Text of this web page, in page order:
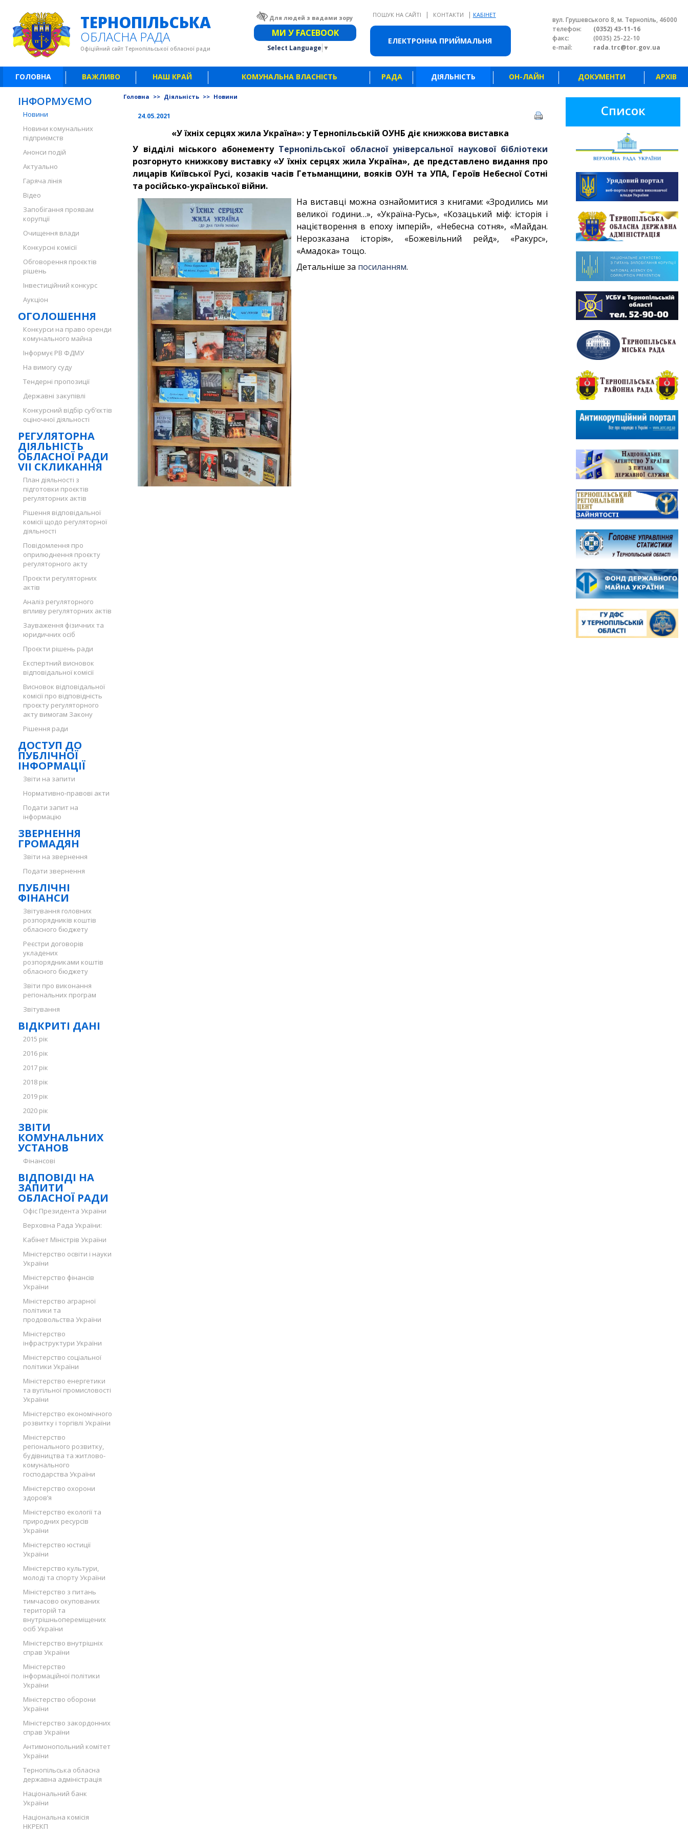
ЕЛЕКТРОННА ПРИЙМАЛЬНЯ
ТЕРНОПІЛЬСЬКА
ОБЛАСНА РАДА
Офіційний сайт Тернопільської обласної ради
Для людей з вадами зору Звичайна версія сайту
МИ У FACEBOOK
Select Language ▼
ПОШУК НА САЙТІ | КОНТАКТИ | КАБІНЕТ
вул. Грушевського 8, м. Тернопіль, 46000
телефон:
(0352) 43-11-16
факс:
(0035) 25-22-10
e-mail:
rada.trc@tor.gov.ua
ГОЛОВНА ВАЖЛИВО НАШ КРАЙ КОМУНАЛЬНА ВЛАСНІСТЬ РАДА ДІЯЛЬНІСТЬ ОН-ЛАЙН ДОКУМЕНТИ АРХІВ
ІНФОРМУЄМО
Новини
Новини комунальних
підприємств
Анонси подій
Актуально
Гаряча лінія
Відео
Запобігання проявам
корупції
Очищення влади
Конкурсні комісії
Обговорення проєктів
рішень
Інвестиційний конкурс
Аукціон
ОГОЛОШЕННЯ
Конкурси на право оренди
комунального майна
Інформує РВ ФДМУ
На вимогу суду
Тендерні пропозиції
Державні закупівлі
Конкурсний відбір суб’єктів
оціночної діяльності
РЕГУЛЯТОРНА
ДІЯЛЬНІСТЬ
ОБЛАСНОЇ РАДИ
VII СКЛИКАННЯ
План діяльності з
підготовки проєктів
регуляторних актів
Рішення відповідальної
комісії щодо регуляторної
діяльності
Повідомлення про
оприлюднення проєкту
регуляторного акту
Проєкти регуляторних
актів
Аналіз регуляторного
впливу регуляторних актів
Зауваження фізичних та
юридичних осіб
Проєкти рішень ради
Експертний висновок
відповідальної комісії
Висновок відповідальної
комісії про відповідність
проєкту регуляторного
акту вимогам Закону
Рішення ради
ДОСТУП ДО
ПУБЛІЧНОЇ
ІНФОРМАЦІЇ
Звіти на запити
Нормативно-правові акти
Подати запит на
інформацію
ЗВЕРНЕННЯ
ГРОМАДЯН
Звіти на звернення
Подати звернення
ПУБЛІЧНІ
ФІНАНСИ
Звітування головних
розпорядників коштів
обласного бюджету
Реєстри договорів
укладених
розпорядниками коштів
обласного бюджету
Звіти про виконання
регіональних програм
Звітування
ВІДКРИТІ ДАНІ
2015 рік
2016 рік
2017 рік
2018 рік
2019 рік
2020 рік
ЗВІТИ
КОМУНАЛЬНИХ
УСТАНОВ
Фінансові
ВІДПОВІДІ НА
ЗАПИТИ
ОБЛАСНОЇ РАДИ
Офіс Президента України
Верховна Рада України:
Кабінет Міністрів України
Міністерство освіти і науки
України
Міністерство фінансів
України
Міністерство аграрної
політики та
продовольства України
Міністерство
інфраструктури України
Міністерство соціальної
політики України
Міністерство енергетики
та вугільної промисловості
України
Міністерство економічного
розвитку і торгівлі України
Міністерство
регіонального розвитку,
будівництва та житлово-
комунального
господарства України
Міністерство охорони
здоров’я
Міністерство екології та
природних ресурсів
України
Міністерство юстиції
України
Міністерство культури,
молоді та спорту України
Міністерство з питань
тимчасово окупованих
територій та
внутрішньопереміщених
осіб України
Міністерство внутрішніх
справ України
Міністерство
інформаційної політики
України
Міністерство оборони
України
Міністерство закордонних
справ України
Антимонопольний комітет
України
Тернопільська обласна
державна адміністрація
Національний банк
України
Національна комісія
НКРЕКП
Головна >> Діяльність >> Новини
24.05.2021
«У їхніх серцях жила Україна»: у Тернопільській ОУНБ діє книжкова виставка
У відділі міського абонементу Тернопільської обласної універсальної наукової бібліотеки
розгорнуто книжкову виставку «У їхніх серцях жила Україна», де представлено видання про
лицарів Київської Русі, козаків часів Гетьманщини, вояків ОУН та УПА, Героїв Небесної Сотні
та російсько-української війни.
На виставці можна ознайомитися з книгами: «Зродились ми
великої години…», «Україна-Русь», «Козацький міф: історія і
націєтворення в епоху імперій», «Небесна сотня», «Майдан.
Нерозказана історія», «Божевільний рейд», «Ракурс»,
«Амадока» тощо.
Детальніше за посиланням.
Список